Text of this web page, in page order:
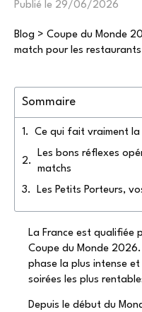
Publié le 29/06/2026
Blog > Coupe du Monde
match pour les restaurants
Sommaire
Ce qui fait vraiment
Les bons réflexes
matchs
Les Petits Porteurs,
La France est qualifiée
Coupe du Monde
phase la plus intense
soirées les plus
Depuis le début du